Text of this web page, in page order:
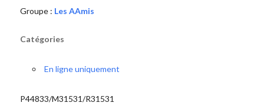
Groupe : Les AAmis
Catégories
En ligne uniquement
P44833/M31531/R31531